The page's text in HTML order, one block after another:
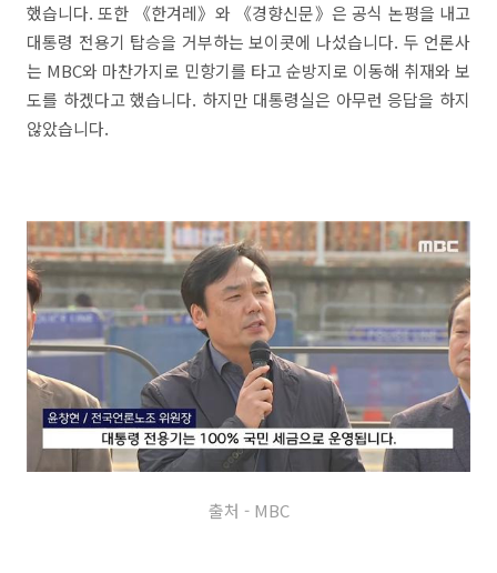
했습니다. 또한 《한겨레》와 《경향신문》은 공식 논평을 내고
대통령 전용기 탑승을 거부하는 보이콧에 나섰습니다. 두 언론사
는 MBC와 마찬가지로 민항기를 타고 순방지로 이동해 취재와 보
도를 하겠다고 했습니다. 하지만 대통령실은 아무런 응답을 하지
않았습니다.
출처 - MBC